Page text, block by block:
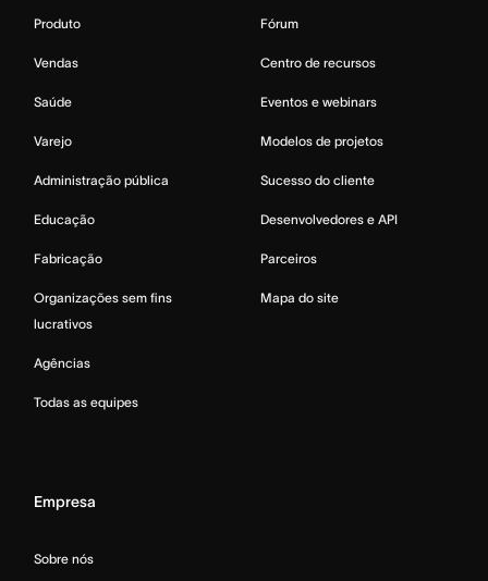
Produto
Vendas
Saúde
Varejo
Administração pública
Educação
Fabricação
Organizações sem fins
lucrativos
Agências
Todas as equipes
Fórum
Centro de recursos
Eventos e webinars
Modelos de projetos
Sucesso do cliente
Desenvolvedores e API
Parceiros
Mapa do site
Empresa
Sobre nós